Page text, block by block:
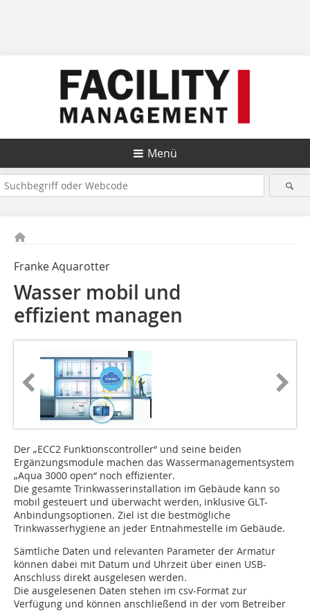
Menü
Franke Aquarotter
Wasser mobil und
effizient managen
Der „ECC2 Funktionscontroller“ und seine beiden
Ergänzungsmodule machen das Wassermanagementsystem
„Aqua 3000 open“ noch effizienter.
Die gesamte Trinkwasserinstallation im Gebäude kann so
mobil gesteuert und überwacht werden, inklusive GLT-
Anbindungsoptionen. Ziel ist die bestmögliche
Trinkwasserhygiene an jeder Entnahmestelle im Gebäude.
Sämtliche Daten und relevanten Parameter der Armatur
können dabei mit Datum und Uhrzeit über einen USB-
Anschluss direkt ausgelesen werden.
Die ausgelesenen Daten stehen im csv-Format zur
Verfügung und können anschließend in der vom Betreiber